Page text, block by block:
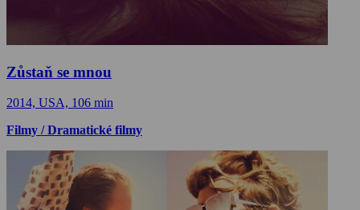
Zůstaň se mnou
2014, USA, 106 min
Filmy / Dramatické filmy